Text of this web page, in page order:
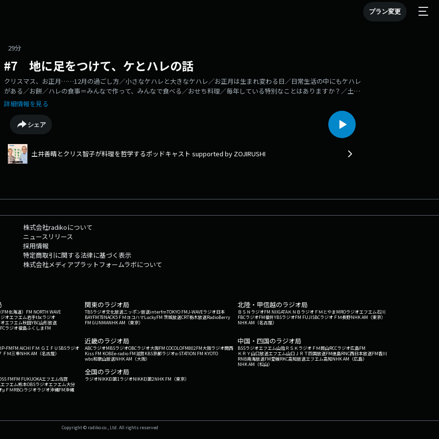
プラン変更
29分
#7 地に足をつけて、ケとハレの話
クリスマス、お正月……12月の過ごし方／小さなケハレと大きなケハレ／お正月は生まれ変わる日／日常生活の中にもケハレ
がある／お餅／ハレの食事＝みんなで作って、みんなで食べる／おせち料理／毎年している特別なことはありますか？／土井
家恒例のお餅つき／自分の節になることを続ける番組宛のメッセージはこちらから！
詳細情報を見る
シェア
土井善晴とクリス智子が料理を哲学するポッドキャスト supported by ZOJIRUSHI
株式会社radikoについて
ニュースリリース
採用情報
特定商取引に関する法律に基づく表示
株式会社メディアプラットフォームラボについて
北海道） FM NORTH WAVE
オエフエム岩手tbcラジオ
エフエム秋田YBC山形放送
ラジオ福島ふくしまFM
関東のラジオ局
TBSラジオ文化放送ニッポン放送interfmTOKYO FMJ-WAVEラジオ日本
BAYFM78NACK5 ＦＭヨコハマLuckyFM 茨城放送CRT栃木放送RadioBerry
FM GUNMANHK AM（東京）
北陸・甲信越のラジオ局
ＢＳＮラジオFM NIIGATAＫＮＢラジオ ＦＭとやまMROラジオエフエム石川
FBCラジオFM福井YBSラジオFM FUJISBCラジオ ＦＭ長野NHK AM（東京）
NHK AM（名古屋）
FMFM AICHI ＦＭ ＧＩＦＵ SBSラジオ
ＦＭ三重NHK AM（名古屋）
近畿のラジオ局
ABCラジオMBSラジオOBCラジオ大阪FM COCOLOFM802FM大阪ラジオ関西
Kiss FM KOBEe-radio FM滋賀KBS京都ラジオα-STATION FM KYOTO
wbs和歌山放送NHK AM（大阪）
中国・四国のラジオ局
BSSラジオエフエム山陰ＲＳＫラジオ ＦＭ岡山RCCラジオ広島FM
ＫＲＹ山口放送エフエム山口 ＪＲＴ四国放送FM徳島RNC西日本放送FM香川
RNB南海放送FM愛媛RKC高知放送エフエム高知NHK AM（広島）
NHK AM（松山）
FMFM FUKUOKAエフエム佐賀
フエム熊本OBSラジオエフエム大分
μＦＭRBCiラジオラジオ沖縄FM沖縄
全国のラジオ局
ラジオNIKKEI第1ラジオNIKKEI第2NHK FM（東京）
Copyright © radiko co., Ltd. All rights reserved